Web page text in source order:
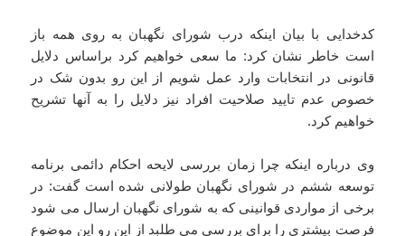
کدخدایی با بیان اینکه درب شورای نگهبان به روی همه باز
است خاطر نشان کرد: ما سعی خواهیم کرد براساس دلایل
قانونی در انتخابات وارد عمل شویم از این رو بدون شک در
خصوص عدم تایید صلاحیت افراد نیز دلایل را به آنها تشریح
خواهیم کرد.
وی درباره اینکه چرا زمان بررسی لایحه احکام دائمی برنامه
توسعه ششم در شورای نگهبان طولانی شده است گفت: در
برخی از مواردی قوانینی که به شورای نگهبان ارسال می شود
فرصت بیشتری را برای بررسی می طلبد از این رو این موضوع